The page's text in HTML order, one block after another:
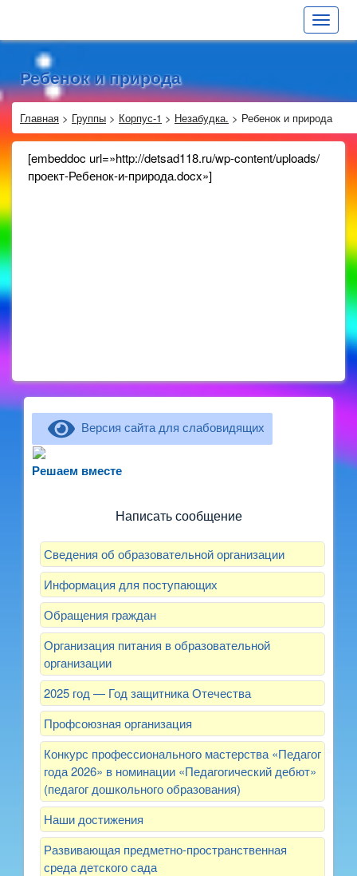
Toggle
Ребенок и природа
Главная > Группы > Корпус-1 > Незабудка. > Ребенок и природа
[embeddoc url=»http://detsad118.ru/wp-content/uploads/
проект-Ребенок-и-природа.docx»]
Версия сайта для слабовидящих
Решаем вместерассказать о воспитателях? Знаете, как
Написать сообщение
Сведения об образовательной организации
Информация для поступающих
Обращения граждан
Организация питания в образовательной
организации
2025 год — Год защитника Отечества
Профсоюзная организация
Конкурс профессионального мастерства «Педагог
года 2026» в номинации «Педагогический дебют»
(педагог дошкольного образования)
Наши достижения
Развивающая предметно-пространственная
среда детского сада